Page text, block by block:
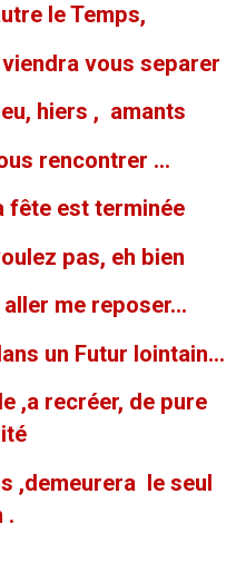
le Temps,
vous separer
hiers , amants
rencontrer ...
fête est terminée
pas, eh bien
me reposer...
un Futur lointain...
,a recréer, de pure
,demeurera le seul
.